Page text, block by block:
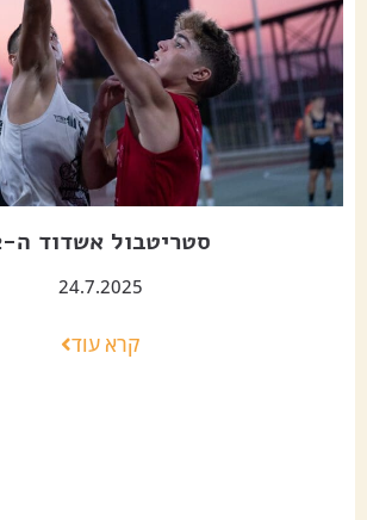
סטריטבול אשדוד ה-2
24.7.2025
קרא עוד